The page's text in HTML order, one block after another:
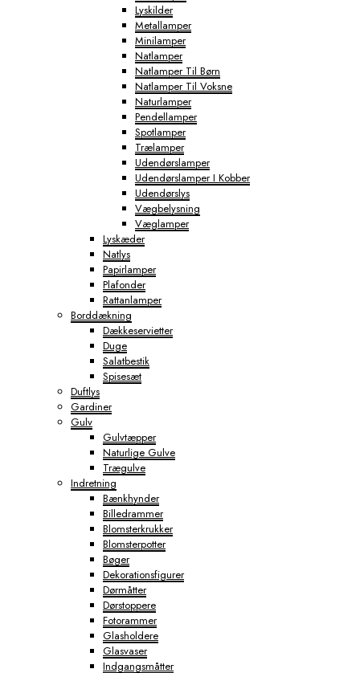
Lyskilder
Metallamper
Minilamper
Natlamper
Natlamper Til Børn
Natlamper Til Voksne
Naturlamper
Pendellamper
Spotlamper
Trælamper
Udendørslamper
Udendørslamper I Kobber
Udendørslys
Vægbelysning
Væglamper
Lyskæder
Natlys
Papirlamper
Plafonder
Rattanlamper
Borddækning
Dækkeservietter
Duge
Salatbestik
Spisesæt
Duftlys
Gardiner
Gulv
Gulvtæpper
Naturlige Gulve
Trægulve
Indretning
Bænkhynder
Billedrammer
Blomsterkrukker
Blomsterpotter
Bøger
Dekorationsfigurer
Dørmåtter
Dørstoppere
Fotorammer
Glasholdere
Glasvaser
Indgangsmåtter